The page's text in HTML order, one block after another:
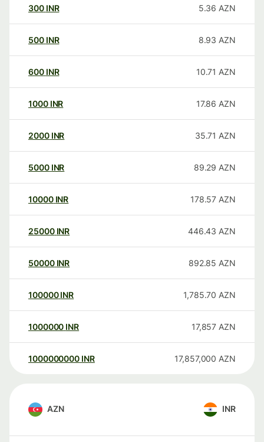
300 INR 5.36 AZN
500 INR 8.93 AZN
600 INR 10.71 AZN
1000 INR 17.86 AZN
2000 INR 35.71 AZN
5000 INR 89.29 AZN
10000 INR 178.57 AZN
25000 INR 446.43 AZN
50000 INR 892.85 AZN
100000 INR 1,785.70 AZN
1000000 INR 17,857 AZN
1000000000 INR 17,857,000 AZN
AZN INR